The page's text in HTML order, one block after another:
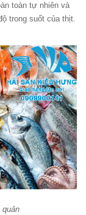
toàn tự nhiên và
trong suốt của thịt.
quản